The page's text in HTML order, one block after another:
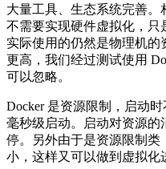
大量工具、生态系统完善。
不需要实现硬件虚拟化，只
实际使用的仍然是物理机
更高，我们经过测试使用
可以忽略。
Docker 是资源限制，启动
毫秒级启动。启动对资源的
停。另外由于是资源限制
小，这样又可以做到虚拟化